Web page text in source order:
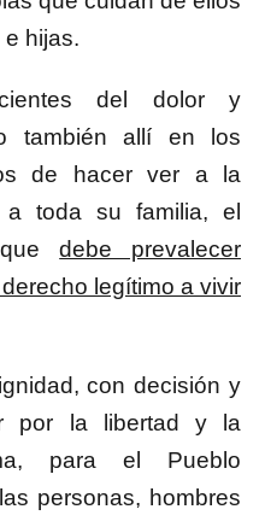
hijas.
del dolor y
también allí en los
de hacer ver a la
toda su familia, el
quedebe prevalecer
legítimo a vivir
con decisión y
por la libertad y la
para el Pueblo
personas, hombres